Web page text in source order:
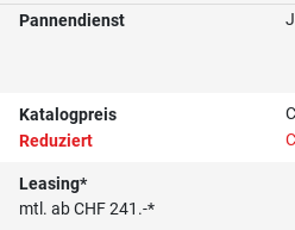
Pannendienst
Katalogpreis
Reduziert
Leasing*
mtl. ab CHF 241.-*